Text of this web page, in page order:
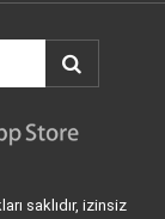
saklıdır, izinsiz